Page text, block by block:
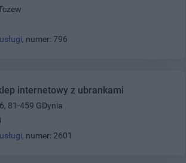
, numer: 796
internetowy z ubrankami
81-459 GDynia
, numer: 2601